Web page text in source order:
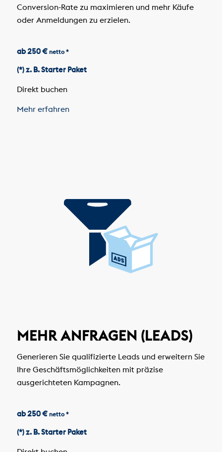
Conversion-Rate zu maximieren und mehr Käufe
oder Anmeldungen zu erzielen.
ab 250 € netto *
(*) z. B. Starter Paket
Direkt buchen
Mehr erfahren
MEHR ANFRAGEN (LEADS)
Generieren Sie qualifizierte Leads und erweitern Sie
Ihre Geschäftsmöglichkeiten mit präzise
ausgerichteten Kampagnen.
ab 250 € netto *
(*) z. B. Starter Paket